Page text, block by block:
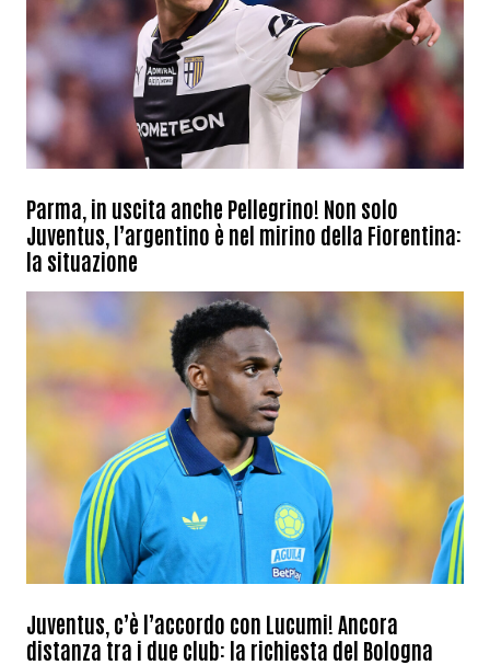
Parma, in uscita anche Pellegrino! Non solo
Juventus, l’argentino è nel mirino della Fiorentina:
la situazione
Juventus, c’è l’accordo con Lucumi! Ancora
distanza tra i due club: la richiesta del Bologna